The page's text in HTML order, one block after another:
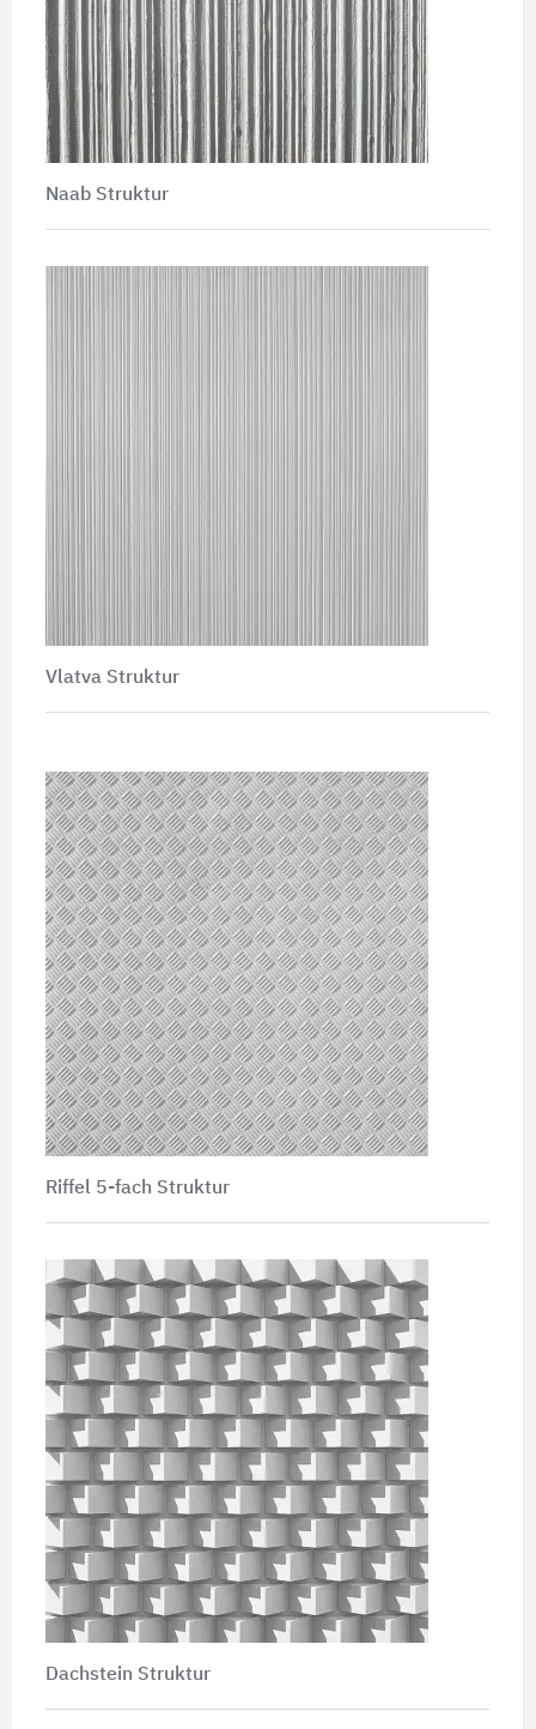
Naab Struktur
Vlatva Struktur
Riffel 5-fach Struktur
Dachstein Struktur